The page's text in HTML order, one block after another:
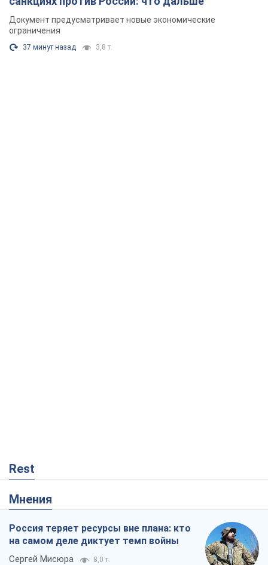
Документ предусматривает новые экономические
ограничения
37 минут назад 3,8 т.
Rest
Мнения
Россия теряет ресурсы вне плана: кто
на самом деле диктует темп войны
Сергей Мисюра 8,0 т.